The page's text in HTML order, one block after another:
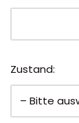
Zustand: